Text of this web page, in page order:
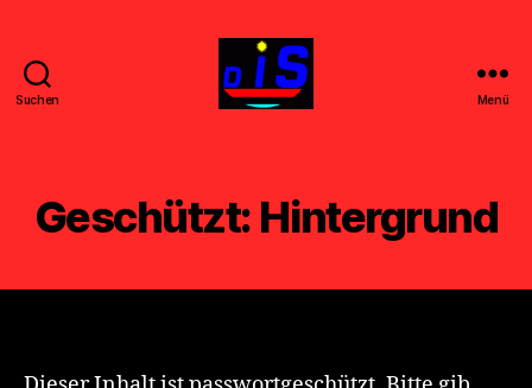
Suchen
-
k
Menü
Geschützt: Hintergrund